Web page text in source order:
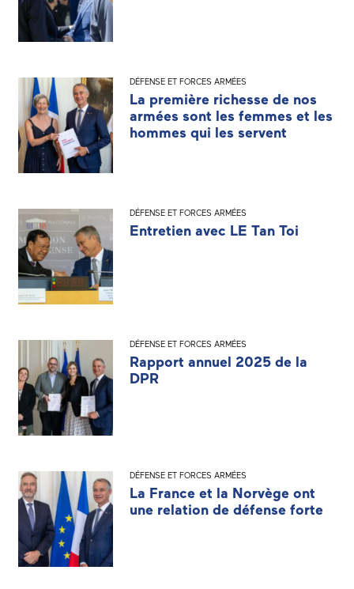
DÉFENSE ET FORCES ARMÉES
La première richesse de nos
armées sont les femmes et les
hommes qui les servent
DÉFENSE ET FORCES ARMÉES
Entretien avec LE Tan Toi
DÉFENSE ET FORCES ARMÉES
Rapport annuel 2025 de la
DPR
DÉFENSE ET FORCES ARMÉES
La France et la Norvège ont
une relation de défense forte